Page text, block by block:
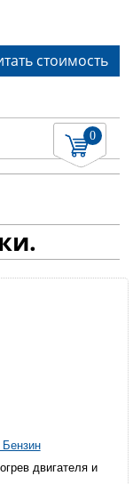
стоимость
0
номер
106-64-91, мы
двигателя и